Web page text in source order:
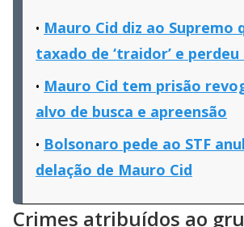
Mauro Cid diz ao Supremo
taxado de ‘traidor’ e
Mauro Cid tem prisão
alvo de busca e apreensão
Bolsonaro pede ao STF
delação de Mauro Cid
Crimes atribuídos ao